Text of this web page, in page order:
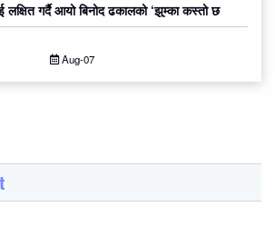
लक्षित गर्दै आयो बिनोद ढकालको ‘झुम्का कस्तो छ
Aug-07